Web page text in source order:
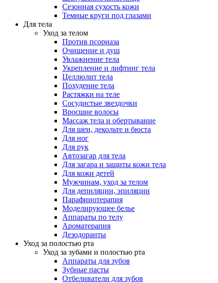
Сезонная сухость кожи
Темные круги под глазами
Для тела
Уход за телом
Против псориаза
Очищение и душ
Увлажнение тела
Укрепление и лифтинг тела
Целлюлит тела
Похудение тела
Растяжки на теле
Сосудистые звездочки
Вросшие волосы
Массаж тела и обертывание
Для шеи, декольте и бюста
Для ног
Для рук
Автозагар для тела
Для загара и защиты кожи тела
Для кожи детей
Мужчинам, уход за телом
Для депиляции, эпиляции
Парафинотерапия
Моделирующее белье
Аппараты по телу
Ароматерапия
Дезодоранты
Уход за полостью рта
Уход за зубами и полостью рта
Аппараты для зубов
Зубные пасты
Отбеливатели для зубов